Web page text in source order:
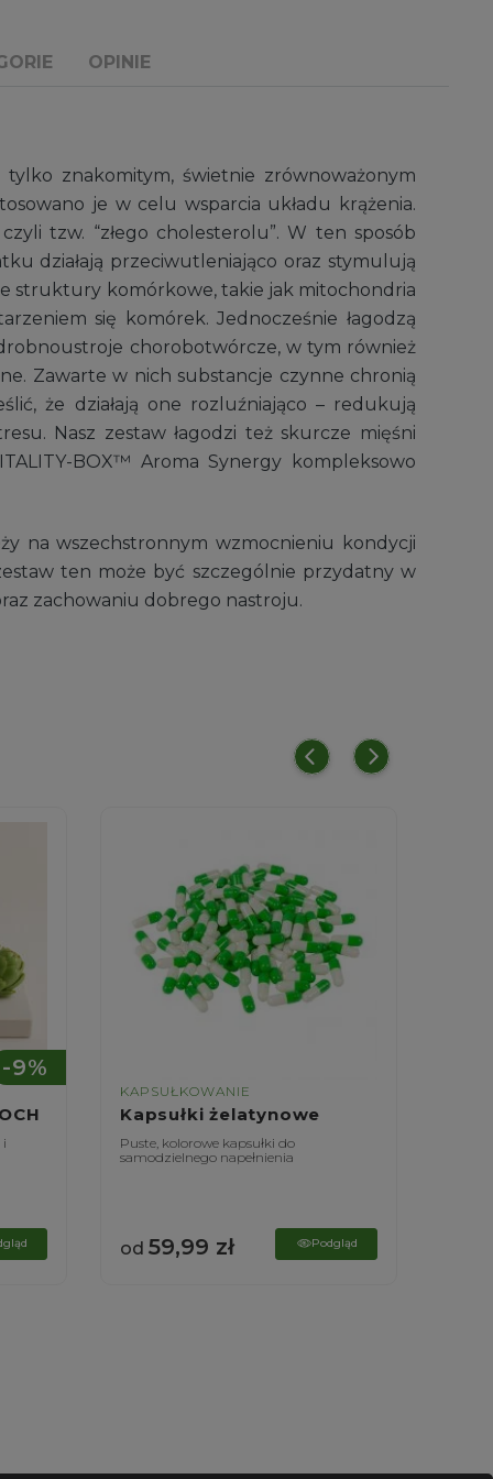
OPINIE
znakomitym, świetnie zrównoważonym
je w celu wsparcia układu krążenia.
tzw. “złego cholesterolu”. W ten sposób
działają przeciwutleniająco oraz stymulują
struktury komórkowe, takie jak mitochondria
się komórek. Jednocześnie łagodzą
chorobotwórcze, w tym również
Zawarte w nich substancje czynne chronią
że działają one rozluźniająco – redukują
Nasz zestaw łagodzi też skurcze mięśni
BOX™ Aroma Synergy kompleksowo
na wszechstronnym wzmocnieniu kondycji
ten może być szczególnie przydatny w
zachowaniu dobrego nastroju.
i
-9%
KAPSUŁKOWANIE
Kapsułki żelatynowe
Puste, kolorowe kapsułki do
samodzielnego napełnienia
od 59,99 zł Podgląd